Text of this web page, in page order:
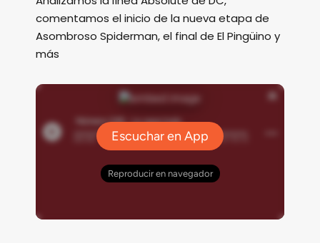
comentamos el inicio de la nueva etapa de
Asombroso Spiderman, el final de El Pingüino y
más